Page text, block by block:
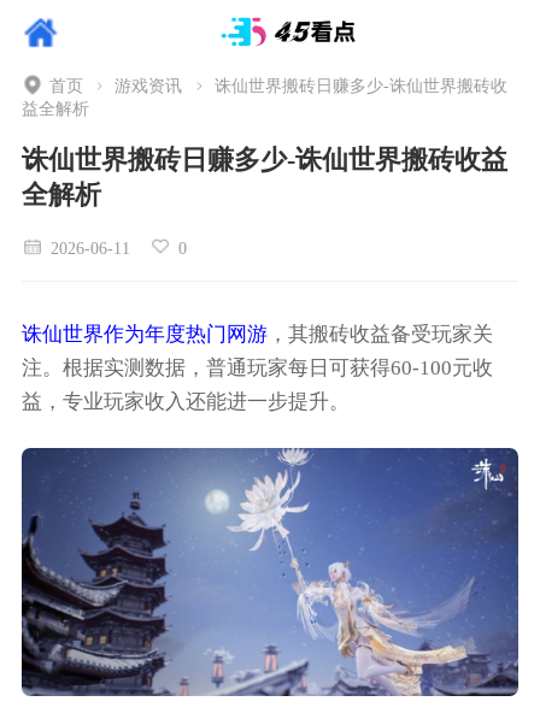
首页 游戏资讯
诛仙世界搬砖日赚多少-诛仙世界搬砖收
益全解析
诛仙世界搬砖日赚多少-诛仙世界搬砖收益
全解析
2026-06-11 0
诛仙世界作为年度热门网游，其搬砖收益备受玩家关
注。根据实测数据，普通玩家每日可获得60-100元收
益，专业玩家收入还能进一步提升。